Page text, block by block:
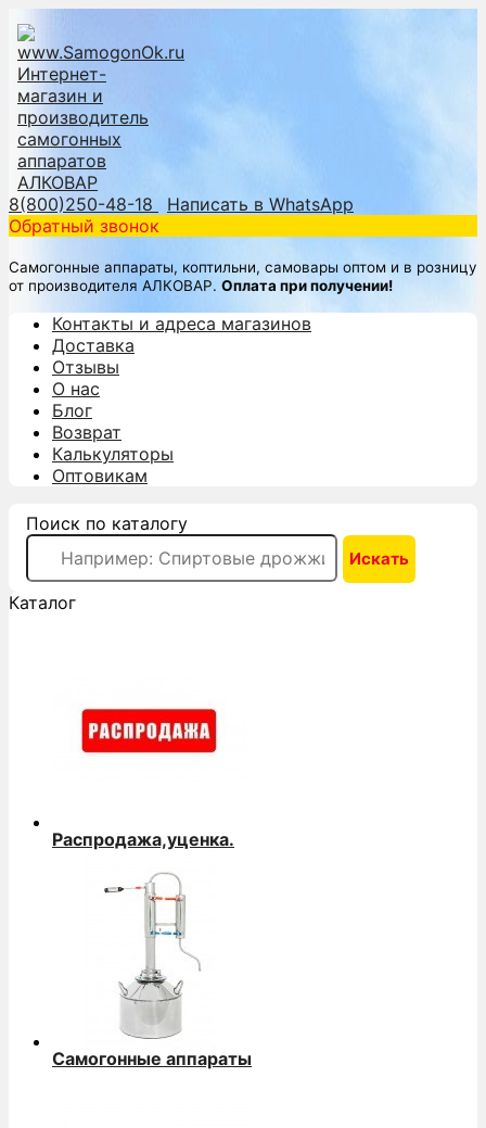
8(800)250-48-18
Написать в WhatsApp
Обратный звонок
Самогонные аппараты, коптильни, самовары оптом и в розницу
от производителя АЛКОВАР. Оплата при получении!
Контакты и адреса магазинов
Доставка
Отзывы
О нас
Блог
Возврат
Калькуляторы
Оптовикам
Поиск по каталогу
Каталог
Распродажа,уценка.
Самогонные аппараты